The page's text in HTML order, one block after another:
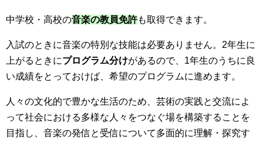
中学校・高校の音楽の教員免許も取得できます。
入試のときに音楽の特別な技能は必要ありません。2年生に
上がるときにプログラム分けがあるので、1年生のうちに良
い成績をとっておけば、希望のプログラムに進めます。
人々の文化的で豊かな生活のため、芸術の実践と交流によ
って社会における多様な人々をつなぐ場を構築することを
目指し、音楽の発信と受信について多面的に理解・探究す